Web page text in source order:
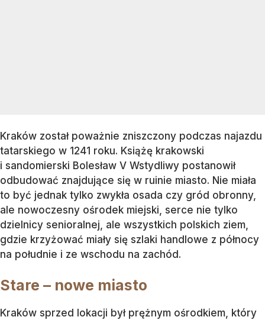
Kraków został poważnie zniszczony podczas najazdu
tatarskiego w 1241 roku. Książę krakowski
i sandomierski Bolesław V Wstydliwy postanowił
odbudować znajdujące się w ruinie miasto. Nie miała
to być jednak tylko zwykła osada czy gród obronny,
ale nowoczesny ośrodek miejski, serce nie tylko
dzielnicy senioralnej, ale wszystkich polskich ziem,
gdzie krzyżować miały się szlaki handlowe z północy
na południe i ze wschodu na zachód.
Stare – nowe miasto
Kraków sprzed lokacji był prężnym ośrodkiem, który